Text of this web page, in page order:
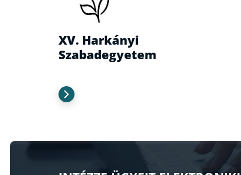
XV. Harkányi
Szabadegyetem